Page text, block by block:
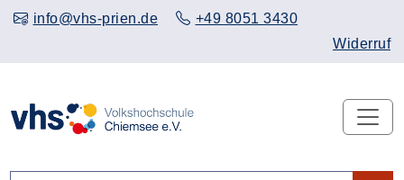
info@vhs-prien.de
+49 8051 3430
Widerruf